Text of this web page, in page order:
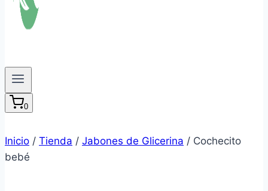
0
Inicio / Tienda / Jabones de Glicerina / Cochecito
bebé